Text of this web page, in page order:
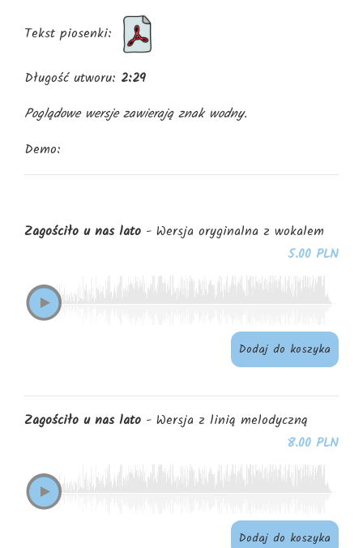
Tekst piosenki:
Długość utworu: 2:29
Poglądowe wersje zawierają znak wodny.
Demo:
Zagościło u nas lato - Wersja oryginalna z wokalem
5.00 PLN
Dodaj do koszyka
Zagościło u nas lato - Wersja z linią melodyczną
8.00 PLN
Dodaj do koszyka